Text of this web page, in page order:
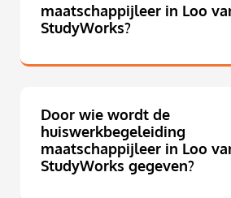
maatschappijleer in Loo
StudyWorks?
Door wie wordt de
huiswerkbegeleiding
maatschappijleer in Loo
StudyWorks gegeven?